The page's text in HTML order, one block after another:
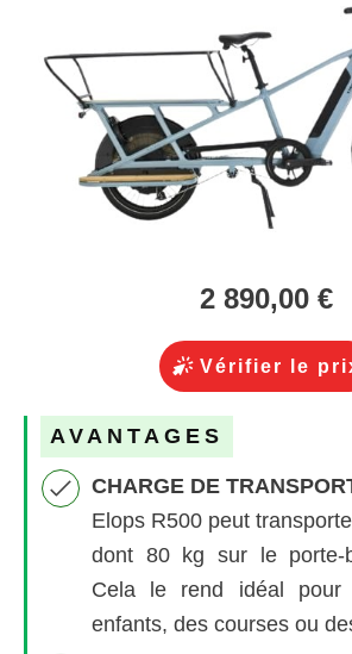
2 890,00 €
Vérifier le
AVANTAGES
CHARGE DE
Elops R500 peut
dont 80 kg sur le porte-
Cela le rend idéal pour
enfants, des courses ou